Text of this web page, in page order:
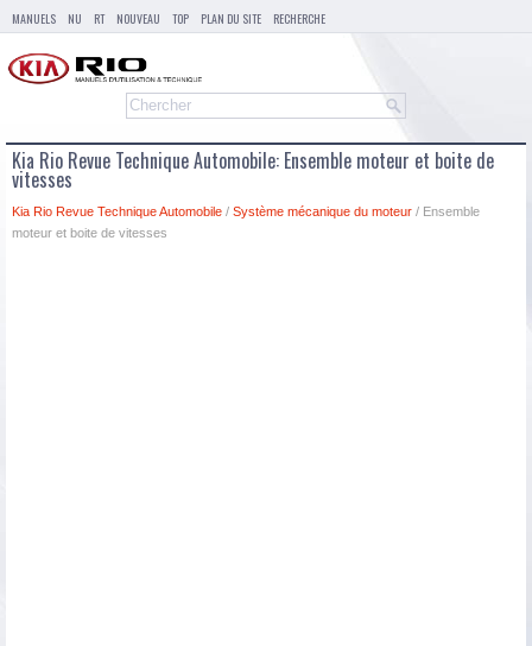
MANUELS NU RT NOUVEAU TOP PLAN DU SITE RECHERCHE
Kia Rio Revue Technique Automobile: Ensemble moteur et boite de
vitesses
Kia Rio Revue Technique Automobile / Système mécanique du moteur / Ensemble
moteur et boite de vitesses